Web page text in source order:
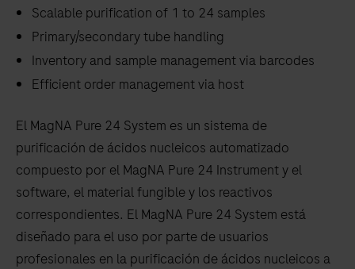
Scalable purification of 1 to 24 samples
Primary/secondary tube handling
Inventory and sample management via barcodes
Efficient order management via host
El MagNA Pure 24 System es un sistema de
purificación de ácidos nucleicos automatizado
compuesto por el MagNA Pure 24 Instrument y el
software, el material fungible y los reactivos
correspondientes. El MagNA Pure 24 System está
diseñado para el uso por parte de usuarios
profesionales en la purificación de ácidos nucleicos a